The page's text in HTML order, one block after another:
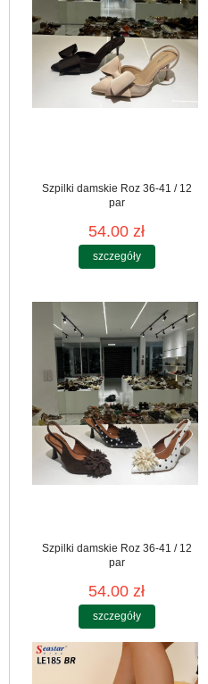
Szpilki damskie Roz 36-41 / 12
par
54.00 zł
szczegóły
Szpilki damskie Roz 36-41 / 12
par
54.00 zł
szczegóły